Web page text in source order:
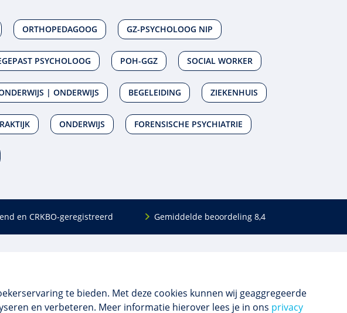
te bieden. Met deze cookies kunnen wij geaggregeerde
en verbeteren. Meer informatie hierover lees je in ons privacy
ORTHOPEDAGOOG GZ-PSYCHOLOOG NIP
PSYCHOLOOG POH-GGZ SOCIAL WORKER
| ONDERWIJS BEGELEIDING ZIEKENHUIS
ONDERWIJS FORENSISCHE PSYCHIATRIE
en CRKBO-geregistreerd Gemiddelde beoordeling 8,4
vragen
aanbod en ons laatste nieuws.